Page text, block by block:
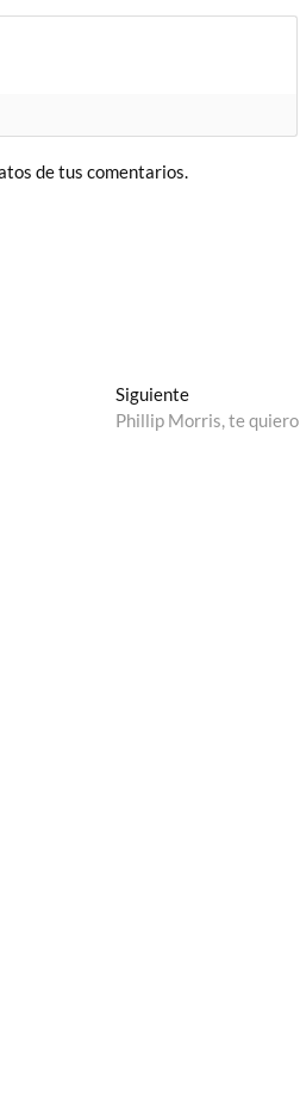
de tus comentarios.
SiguienteEntrada
siguiente:
Phillip Morris, te quiero